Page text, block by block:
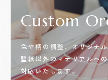
Custom
色や柄の調整、オリジナ
壁紙以外のマテリアルへ
対応いたします。